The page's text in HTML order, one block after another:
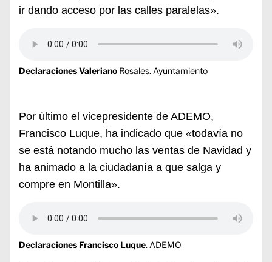
ir dando acceso por las calles paralelas».
Declaraciones Valeriano Rosales. Ayuntamiento
Por último el vicepresidente de ADEMO,
Francisco Luque, ha indicado que «todavía no
se está notando mucho las ventas de Navidad y
ha animado a la ciudadanía a que salga y
compre en Montilla».
Declaraciones Francisco Luque. ADEMO